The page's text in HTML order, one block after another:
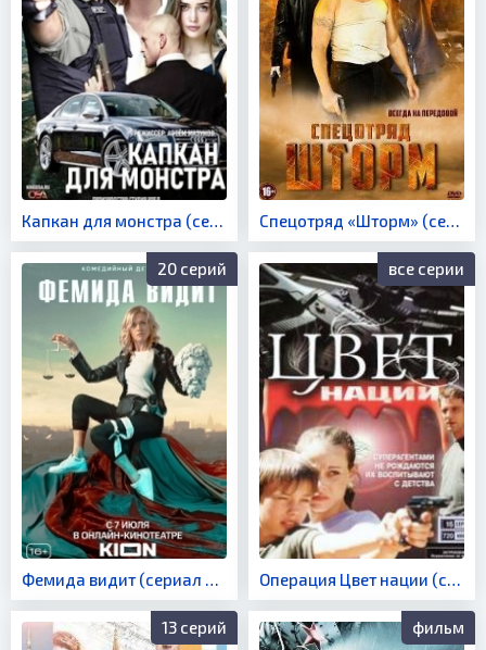
Капкан для монстра (сериал 2021) Спецотряд «Шторм» (сериал 2013)
20 серий
Фемида видит (сериал 2021)
все серии
Операция Цвет нации (сериал 2003)
13 серий фильм